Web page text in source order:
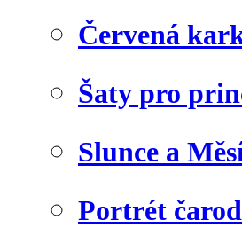
Červená
Šaty pro
Slunce a
Portrét